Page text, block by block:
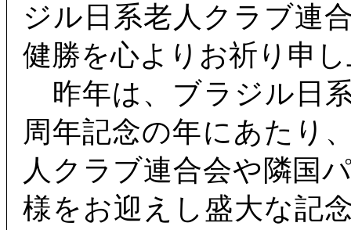
ジル日系老人クラブ連
健勝を心よりお祈り申
昨年は、ブラジル日
周年記念の年にあたり
人クラブ連合会や隣国
様をお迎えし盛大な記